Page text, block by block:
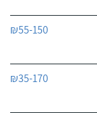
₪55-150
₪35-170